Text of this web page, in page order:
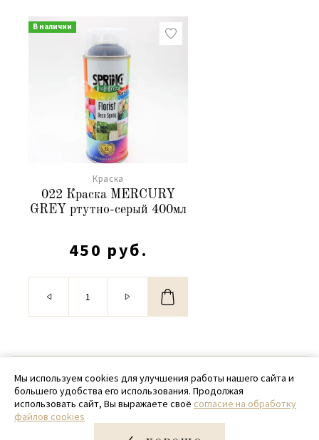
В наличии
Краска
022 Краска MERCURY
GREY ртутно-серый 400мл
450 руб.
© 2020 - 2026 SamPack
+ 7 (918) 699-97-87
zakaz@sampack.store
Мы используем cookies для улучшения работы нашего сайта и
большего удобства его использования. Продолжая
использовать сайт, Вы выражаете своё согласие на обработку
файлов cookies